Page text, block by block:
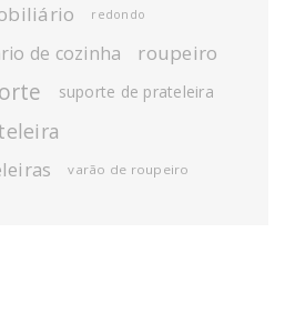
redondo
de cozinha roupeiro
suporte de prateleira
varão de roupeiro